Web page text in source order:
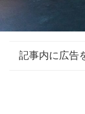
記事内に広告